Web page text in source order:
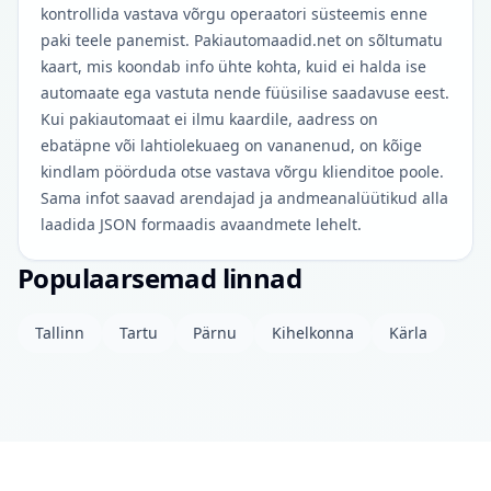
kontrollida vastava võrgu operaatori süsteemis enne
paki teele panemist. Pakiautomaadid.net on sõltumatu
kaart, mis koondab info ühte kohta, kuid ei halda ise
automaate ega vastuta nende füüsilise saadavuse eest.
Kui pakiautomaat ei ilmu kaardile, aadress on
ebatäpne või lahtiolekuaeg on vananenud, on kõige
kindlam pöörduda otse vastava võrgu klienditoe poole.
Sama infot saavad arendajad ja andmeanalüütikud alla
laadida JSON formaadis avaandmete lehelt.
Populaarsemad linnad
Tallinn Tartu Pärnu Kihelkonna Kärla